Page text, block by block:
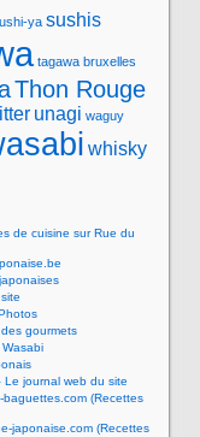
ya sushis
tagawa bruxelles
Thon Rouge
unagi waguy
whisky
de cuisine sur Rue du
gourmets
Le journal web du site
baguettes.com (Recettes
japonaise.com (Recettes